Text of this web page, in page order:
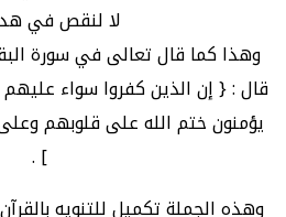
لا لنقص في
وهذا كما قال تعالى في سورة
قال : { إن الذين كفروا سواء عليهم
يؤمنون ختم الله على قلوبهم
] .
وهذه الجملة تكميل للتنويه